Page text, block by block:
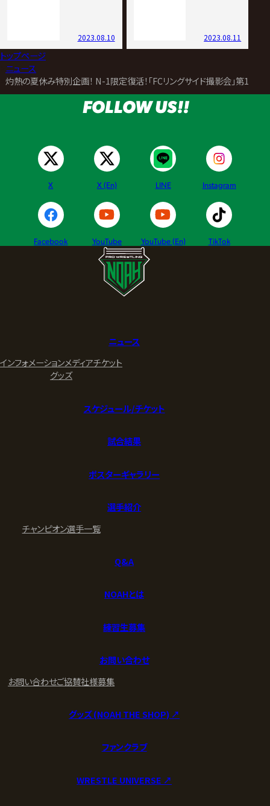
2023.08.10 2023.08.11
トップページ
ニュース
灼熱の夏休み特別企画！ N-1限定復活！「FCリングサイド撮影会」第1弾情
FOLLOW US!!
X X (En) LINE Instagram
Facebook YouTube YouTube (En) TikTok
ニュース
インフォメーションメディアチケット
グッズ
スケジュール/チケット
試合結果
ポスターギャラリー
選手紹介
チャンピオン選手一覧
Q&A
NOAHとは
練習生募集
お問い合わせ
お問い合わせご協賛社様募集
グッズ (NOAH THE SHOP) ↗︎
ファンクラブ
WRESTLE UNIVERSE ↗︎